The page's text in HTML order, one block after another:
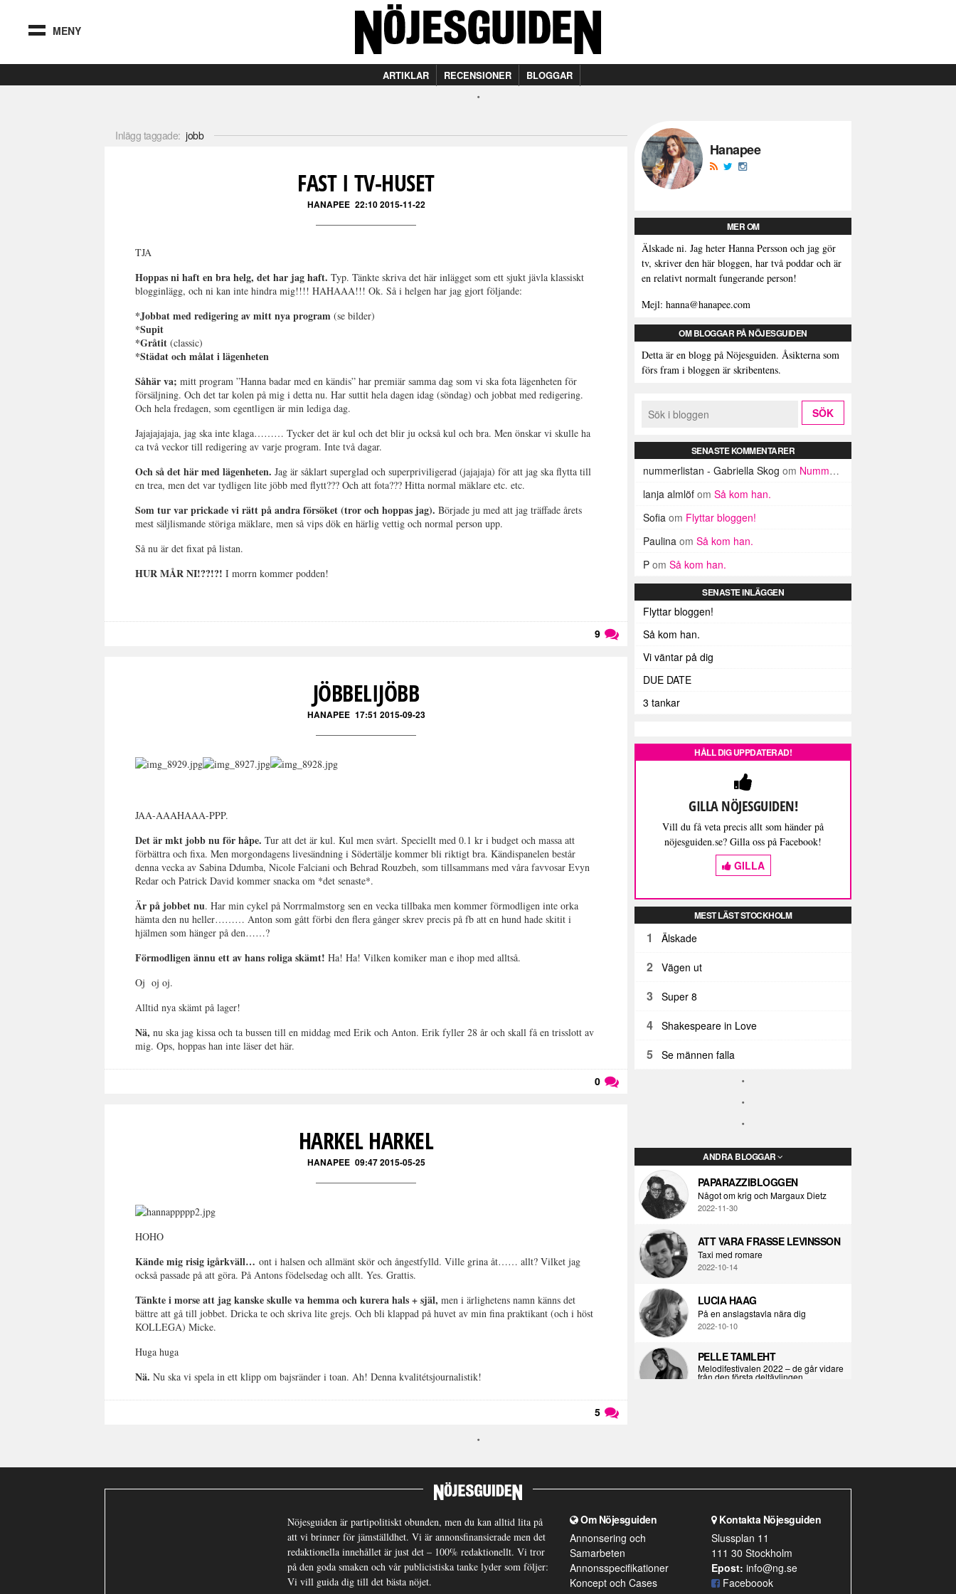
MENY
ARTIKLAR RECENSIONER BLOGGAR
Inlägg taggade: jobb
FAST I TV-HUSET
HANAPEE 22:10 2015-11-22
TJA
Hoppas ni haft en bra helg, det har jag haft. Typ. Tänkte skriva det här inlägget som ett sjukt jävla klassiskt
blogginlägg, och ni kan inte hindra mig!!!! HAHAAA!!! Ok. Så i helgen har jag gjort följande:
*Jobbat med redigering av mitt nya program (se bilder)
*Supit
*Gråtit (classic)
*Städat och målat i lägenheten
Såhär va;mitt program ”Hanna badar med en kändis” har premiär samma dag som vi ska fota lägenheten för
försäljning. Och det tar kolen på mig i detta nu. Har suttit hela dagen idag (söndag) och jobbat med redigering.
Och hela fredagen, som egentligen är min lediga dag.
Jajajajajaja, jag ska inte klaga……… Tycker det är kul och det blir ju också kul och bra. Men önskar vi skulle ha
ca två veckor till redigering av varje program. Inte två dagar.
Och så det här med lägenheten.Jag är såklart superglad och superpriviligerad (jajajaja) för att jag ska flytta till
en trea, men det var tydligen lite jöbb med flytt??? Och att fota??? Hitta normal mäklare etc. etc.
Som tur var prickade vi rätt på andra försöket (tror och hoppas jag). Började ju med att jag träffade årets
mest säljlismande störiga mäklare, men så vips dök en härlig vettig och normal person upp.
Så nu är det fixat på listan.
HUR MÅR NI!??!?! I morrn kommer podden!
9
JÖBBELIJÖBB
HANAPEE 17:51 2015-09-23
JAA-AAAHAAA-PPP.
Det är mkt jobb nu för håpe.Tur att det är kul. Kul men svårt. Speciellt med 0.1 kr i budget och massa att
förbättra och fixa. Men morgondagens livesändning i Södertälje kommer bli riktigt bra. Kändispanelen består
denna vecka av Sabina Ddumba, Nicole Falciani och Behrad Rouzbeh, som tillsammans med våra favvosar Evyn
Redar och Patrick David kommer snacka om *det senaste*.
Är på jobbet nu. Har min cykel på Norrmalmstorg sen en vecka tillbaka men kommer förmodligen inte orka
hämta den nu heller……… Anton som gått förbi den flera gånger skrev precis på fb att en hund hade skitit i
hjälmen som hänger på den……?
Förmodligen ännu ett av hans roliga skämt! Ha! Ha! Vilken komiker man e ihop med alltså.
Oj oj oj.
Alltid nya skämt på lager!
Nä,nu ska jag kissa och ta bussen till en middag med Erik och Anton. Erik fyller 28 år och skall få en trisslott av
mig. Ops, hoppas han inte läser det här.
0
HARKEL HARKEL
HANAPEE 09:47 2015-05-25
HOHO
Kände mig risig igårkväll…ont i halsen och allmänt skör och ångestfylld. Ville grina åt…… allt? Vilket jag
också passade på att göra. På Antons födelsedag och allt. Yes. Grattis.
Tänkte i morse att jag kanske skulle va hemma och kurera hals + själ, men i ärlighetens namn känns det
bättre att gå till jobbet. Dricka te och skriva lite grejs. Och bli klappad på huvet av min fina praktikant (och i höst
KOLLEGA) Micke.
Huga huga
Nä. Nu ska vi spela in ett klipp om bajsränder i toan. Ah! Denna kvalitétsjournalistik!
5
Hanapee
MER OM
Älskade ni. Jag heter Hanna Persson och jag gör
tv, skriver den här bloggen, har två poddar och är
en relativt normalt fungerande person!
Mejl: hanna@hanapee.com
OM BLOGGAR PÅ NÖJESGUIDEN
Detta är en blogg på Nöjesguiden. Åsikterna som
förs fram i bloggen är skribentens.
SENASTE KOMMENTARER
nummerlistan - Gabriella Skog om Nummerlistan
lanja almlöf om Så kom han.
Sofia om Flyttar bloggen!
Paulina om Så kom han.
P om Så kom han.
SENASTE INLÄGGEN
Flyttar bloggen!
Så kom han.
Vi väntar på dig
DUE DATE
3 tankar
HÅLL DIG UPPDATERAD!
GILLA NÖJESGUIDEN!
Vill du få veta precis allt som händer på
nöjesguiden.se? Gilla oss på Facebook!
GILLA
MEST LÄST STOCKHOLM
1 Älskade
2 Vägen ut
3 Super 8
4 Shakespeare in Love
5 Se männen falla
ANDRA BLOGGAR
PAPARAZZIBLOGGEN
Något om krig och Margaux Dietz
2022-11-30
ATT VARA FRASSE LEVINSSON
Taxi med romare
2022-10-14
LUCIA HAAG
På en anslagstavla nära dig
2022-10-10
PELLE TAMLEHT
Melodifestivalen 2022 – de går vidare
från den första deltävlingen
Kropps-dagbok
SYNDAFALLET
Det är inte din demokratiska plikt att
delta i instagramaktivism.
2021-04-26
Nöjesguiden är partipolitiskt obunden, men du kan alltid lita på
att vi brinner för jämställdhet. Vi är annonsfinansierade men det
redaktionella innehållet är just det – 100% redaktionellt. Vi tror
på den goda smaken och vår publicistiska tanke lyder som följer:
Vi vill guida dig till det bästa nöjet.
Om Nöjesguiden
Annonsering och
Samarbeten
Annonsspecifikationer
Koncept och Cases
Kontakta Nöjesguiden
Slussplan 11
111 30 Stockholm
Epost: info@ng.se
Faceboook